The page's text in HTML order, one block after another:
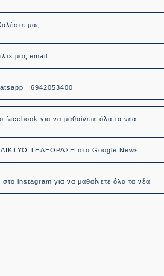
μας
μας email
: 6942053400
facebook για να μαθαίνετε όλα τα νέα
ΔΙΚΤΥΟ ΤΗΛΕΟΡΑΣΗ στο Google News
instagram για να μαθαίνετε όλα τα νέα